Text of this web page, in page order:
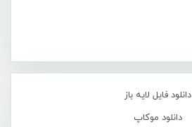
دانلود فایل لایه باز
دانلود موکاپ